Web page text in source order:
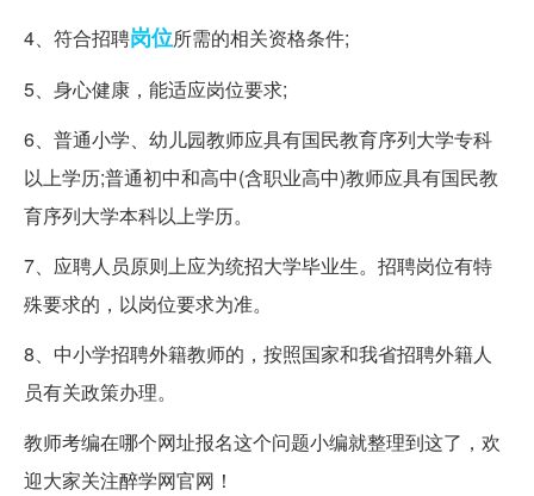
4、符合招聘岗位所需的相关资格条件;
5、身心健康，能适应岗位要求;
6、普通小学、幼儿园教师应具有国民教育序列大学专科
以上学历;普通初中和高中(含职业高中)教师应具有国民教
育序列大学本科以上学历。
7、应聘人员原则上应为统招大学毕业生。招聘岗位有特
殊要求的，以岗位要求为准。
8、中小学招聘外籍教师的，按照国家和我省招聘外籍人
员有关政策办理。
教师考编在哪个网址报名这个问题小编就整理到这了，欢
迎大家关注醉学网官网！